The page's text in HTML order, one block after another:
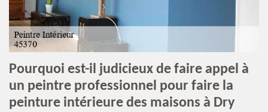
Pourquoi est-il judicieux de faire appel à
un peintre professionnel pour faire la
peinture intérieure des maisons à Dry